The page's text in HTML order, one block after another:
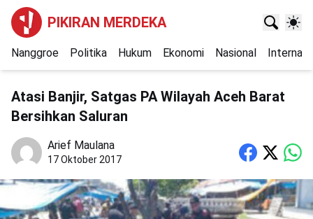
PIKIRAN MERDEKA
Nanggroe Politika Hukum Ekonomi Nasional
Atasi Banjir, Satgas PA Wilayah Aceh Barat
Bersihkan Saluran
Arief Maulana
17 Oktober 2017